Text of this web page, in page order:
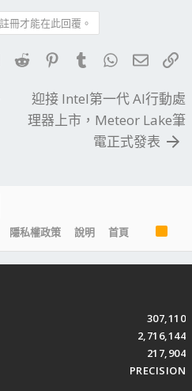
冊才能在此回覆。
LinkedIn
Reddit PinterestTumblrWhatsApp
電子
迎接 Intel第一代 AI行動處
理器上市，Meteor Lake筆
電正式發表
隱私權政策 說明 首頁
R
S
307,110
2,716,144
217,904
PRECISION